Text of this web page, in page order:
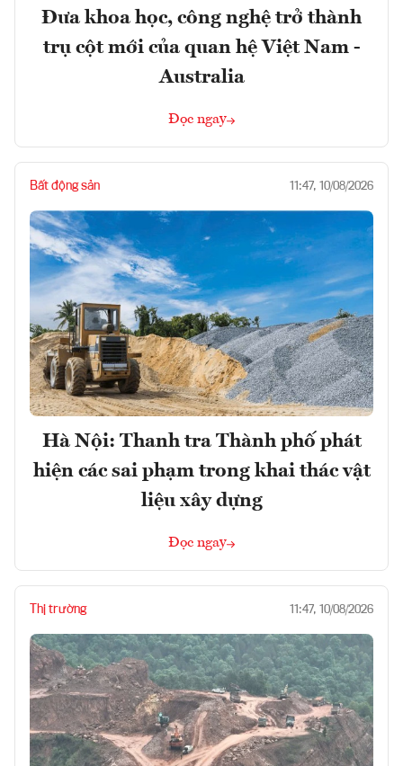
Đưa khoa học, công nghệ trở thành
trụ cột mới của quan hệ Việt Nam -
Australia
Đọc ngay
Bất động sản 11:47, 10/08/2026
Hà Nội: Thanh tra Thành phố phát
hiện các sai phạm trong khai thác vật
liệu xây dựng
Đọc ngay
Thị trường 11:47, 10/08/2026